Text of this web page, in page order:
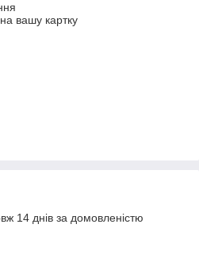
вашу картку
14 днів за домовленістю